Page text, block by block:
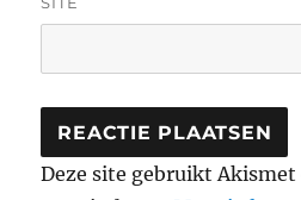
Deze site gebruikt Akismet